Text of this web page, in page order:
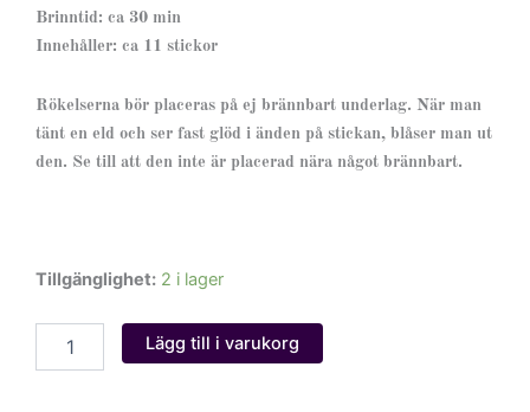
Brinntid: ca 30 min
Innehåller: ca 11 stickor
Rökelserna bör placeras på ej brännbart underlag. När man
tänt en eld och ser fast glöd i änden på stickan, blåser man ut
den. Se till att den inte är placerad nära något brännbart.
Tillgänglighet: 2 i lager
Angel
Serenity
mängd
Lägg till i varukorg